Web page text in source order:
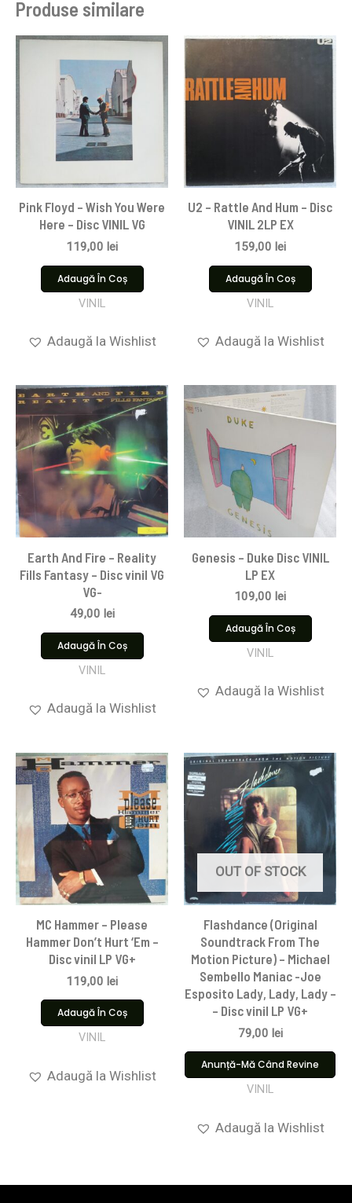
Produse similare
Pink Floyd ‎– Wish You Were
Here – Disc VINIL VG
119,00 lei
Adaugă În Coș
VINIL
Adaugă la Wishlist
U2 – Rattle And Hum – Disc
VINIL 2LP EX
159,00 lei
Adaugă În Coș
VINIL
Adaugă la Wishlist
Earth And Fire – Reality
Fills Fantasy – Disc vinil VG
VG-
49,00 lei
Adaugă În Coș
VINIL
Adaugă la Wishlist
Genesis – Duke Disc VINIL
LP EX
109,00 lei
Adaugă În Coș
VINIL
Adaugă la Wishlist
MC Hammer – Please
Hammer Don’t Hurt ‘Em –
Disc vinil LP VG+
119,00 lei
Adaugă În Coș
VINIL
Adaugă la Wishlist
OUT OF STOCK
Flashdance (Original
Soundtrack From The
Motion Picture) – Michael
Sembello Maniac -Joe
Esposito Lady, Lady, Lady –
– Disc vinil LP VG+
79,00 lei
Anunță-Mă Când Revine
VINIL
Adaugă la Wishlist